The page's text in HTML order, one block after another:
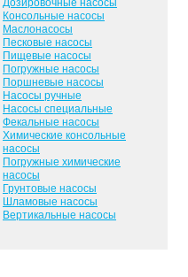
Консольные насосы
Маслонасосы
Песковые насосы
Пищевые насосы
Погружные насосы
Поршневые насосы
Насосы ручные
Насосы специальные
Фекальные насосы
Химические консольные
насосы
Погружные химические
насосы
Грунтовые насосы
Шламовые насосы
Вертикальные насосы